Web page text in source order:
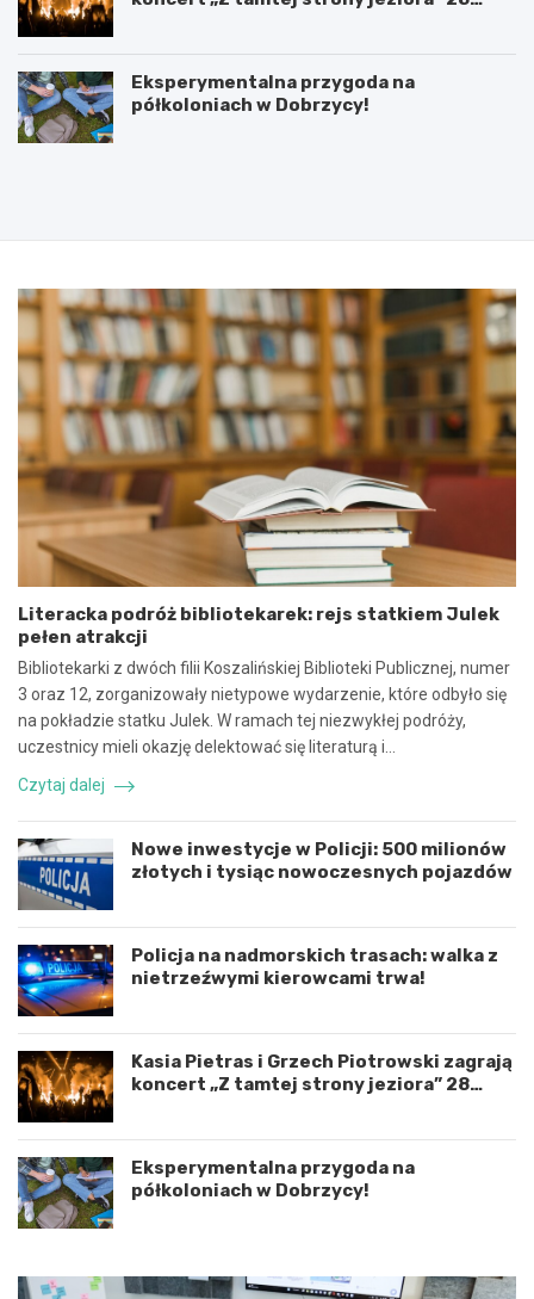
Eksperymentalna przygoda na
półkoloniach w Dobrzycy!
P
n
i
e
u
m
o
w
y
n
w
ó
ł
p
r
a
c
ę
i
k
o
o
r
d
y
n
a
c
j
ę
r
z
w
o
j
u
m
i
ę
z
5
2
0
2
5
:
N
i
e
b
z
e
c
z
n
e
z
d
a
r
z
e
n
i
e
d
r
o
g
o
w
p
o
d
K
o
s
z
a
i
Literacka podróż bibliotekarek: rejs statkiem Julek
pełen atrakcji
Bibliotekarki z dwóch filii Koszalińskiej Biblioteki Publicznej, numer
3 oraz 12, zorganizowały nietypowe wydarzenie, które odbyło się
na pokładzie statku Julek. W ramach tej niezwykłej podróży,
uczestnicy mieli okazję delektować się literaturą i…
Czytaj dalej
Nowe inwestycje w Policji: 500 milionów
złotych i tysiąc nowoczesnych pojazdów
Policja na nadmorskich trasach: walka z
nietrzeźwymi kierowcami trwa!
Kasia Pietras i Grzech Piotrowski zagrają
koncert „Z tamtej strony jeziora” 28
Eksperymentalna przygoda na
półkoloniach w Dobrzycy!